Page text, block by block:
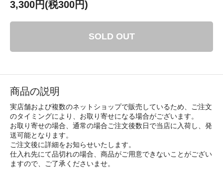
3,300円(税300円)
SOLD OUT
商品の説明
実店舗および複数のネットショップで販売しているため、ご注文
のタイミングにより、お取り寄せになる場合がございます。
お取り寄せの場合、通常の場合ご注文後数日で当店に入荷し、発
送可能となります。
ご注文後に詳細をお知らせいたします。
仕入れ先にて品切れの場合、商品がご用意できないことがござい
ますので、ご了承くださいませ。